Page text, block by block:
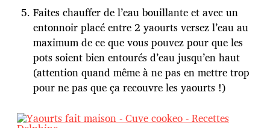
Faites chauffer de l’eau bouillante et avec un
entonnoir placé entre 2 yaourts versez l’eau au
maximum de ce que vous pouvez pour que les
pots soient bien entourés d’eau jusqu’en haut
(attention quand même à ne pas en mettre trop
pour ne pas que ça recouvre les yaourts !)